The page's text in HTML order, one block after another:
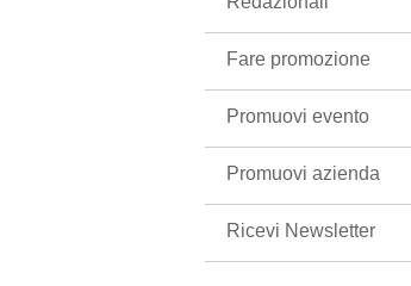
Fare promozione
Promuovi evento
Promuovi azienda
Ricevi Newsletter